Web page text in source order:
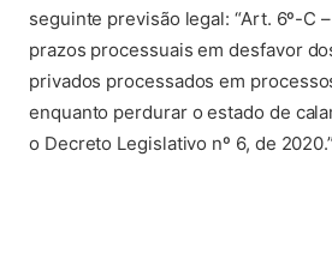
seguinte previsão legal: “Art. 6º-C
prazos processuais em desfavor
privados processados em
enquanto perdurar o estado de
o Decreto Legislativo nº 6, de 2020.”